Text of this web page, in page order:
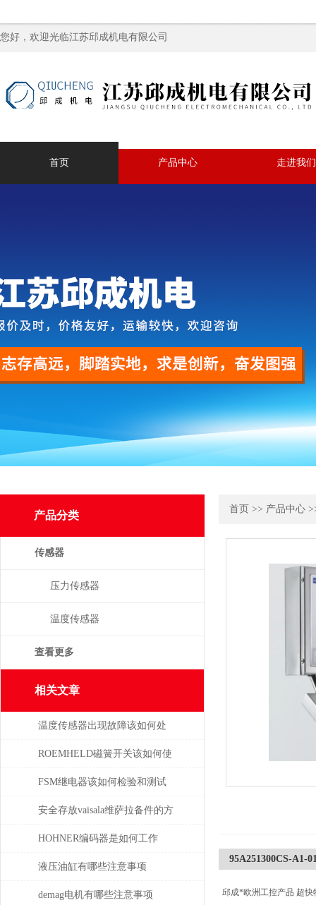
您好，欢迎光临江苏邱成机电有限公司
首页 产品中心 走进我们
产品分类
传感器
压力传感器
温度传感器
查看更多
相关文章
温度传感器出现故障该如何处
理
ROEMHELD磁簧开关该如何使
干簧吸合？
FSM继电器该如何检验和测试
安全存放vaisala维萨拉备件的方
法，赶紧收藏！
HOHNER编码器是如何工作
的，有哪些类型？
液压油缸有哪些注意事项
demag电机有哪些注意事项
首页 >> 产品中心
95A251300CS-A1-
邱成*欧洲工控产品 超